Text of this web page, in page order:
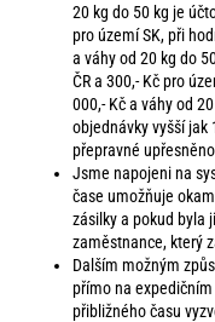
20 kg do 50 kg je
pro území SK, při
a váhy od 20 kg do
ČR a 300,- Kč pro
000,- Kč a váhy od
objednávky vyšší jak
přepravné
Jsme napojeni na
čase umožňuje
zásilky a pokud byla
zaměstnance, který
Dalším možným
přímo na
přibližného času